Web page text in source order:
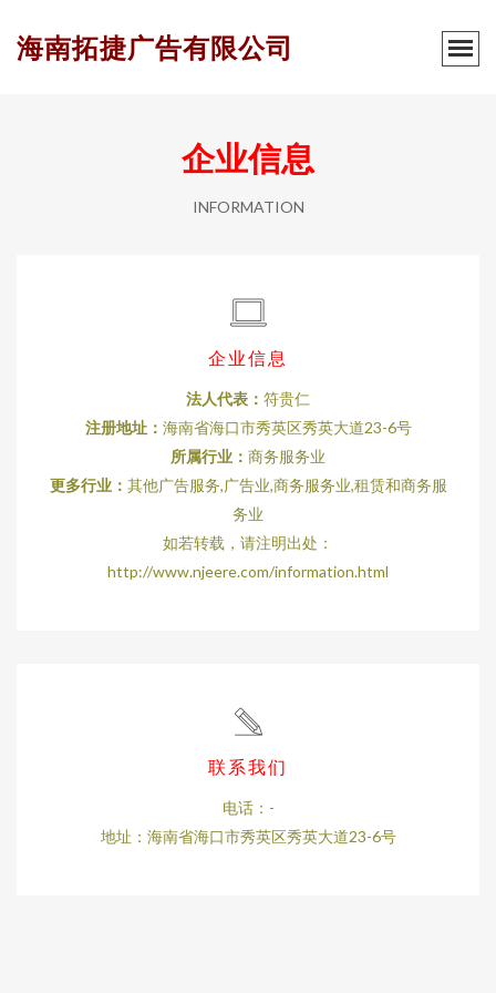
海南拓捷广告有限公司
企业信息
INFORMATION
企业信息
法人代表： 符贵仁
注册地址： 海南省海口市秀英区秀英大道23-6号
所属行业： 商务服务业
更多行业： 其他广告服务,广告业,商务服务业,租赁和商务服
务业
如若转载，请注明出处：
http://www.njeere.com/information.html
联系我们
电话：-
地址：海南省海口市秀英区秀英大道23-6号